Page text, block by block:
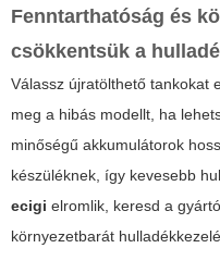
Fenntarthatóság és
csökkentsük a
Válassz újratölthető tankokat
meg a hibás modellt, ha
minőségű akkumulátorok
készüléknek, így kevesebb
ecigi elromlik, keresd a
környezetbarát